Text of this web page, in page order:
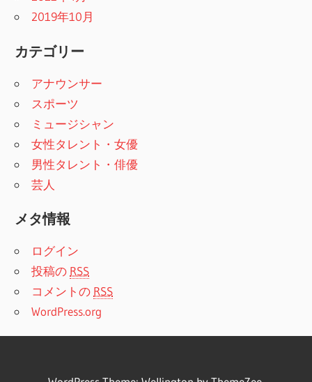
2019年10月
カテゴリー
アナウンサー
スポーツ
ミュージシャン
女性タレント・女優
男性タレント・俳優
芸人
メタ情報
ログイン
投稿の RSS
コメントの RSS
WordPress.org